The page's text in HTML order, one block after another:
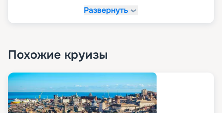
Развернуть
Похожие круизы